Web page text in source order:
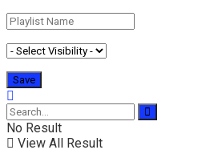
No Result
View All Result